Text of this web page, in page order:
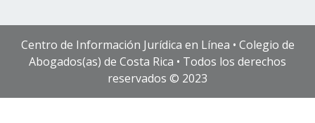
Centro de Información Jurídica en Línea • Colegio de
Abogados(as) de Costa Rica • Todos los derechos
reservados © 2023